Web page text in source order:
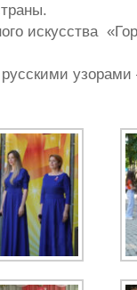
искусства